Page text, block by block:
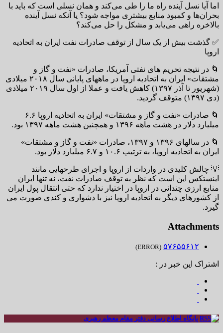
اما آیا نسل آینده راه ما را طی می‌کند و همان نسلی است که باید با
بحران‌ها و کمبود منابع بیشتری مواجه شود؟ یا آنکه نسل آینده
بالاخره راهی می‌یابد و مشکل را حل می‌کند؟
✅ گذشت بیش از یک سال از توقف صادرات نفت ایران به اتحادیه
اروپا
🌀 در نتیجه تحریم های نفتی آمریکا، صادرات «نفت و گاز و
مشتقات» ایران به اتحادیه اروپا در ماههای پایانی سال ۲۰۱۸ میلادی
(شهریور تا آذر ۱۳۹۷) کاهش یافت و عملا از اول سال ۲۰۱۹ میلادی
(دی ۱۳۹۷) متوقف گردید.
🌀 صادرات «نفت و گاز و مشتقات» ایران به اتحادیه اروپا ۶.۶
میلیارد دلار در هشت ماهه ۱۳۹۶ و همچنین هشت ماهه ۱۳۹۷ بود.
🌀 در سالهای ۱۳۹۶ و ۱۳۹۷، صادرات «نفت و گاز و مشتقات»
ایران به اتحادیه اروپا، به ترتیب ۱۰.۶ و ۶.۷ میلیارد دلار بود.
💡 چالش کلیدی در واردات از اروپا و اجرای طرحهایی مانند
اینستکس این است که نظر به توقف صادرات نفت، نه تنها ایران
منابع ارزی چندانی در اروپا در اختیار ندارد که حتی انتقال پول ایران
از کشورهای دیگر به اتحادیه اروپا نیز با دشواری و کندی صورت می
گیرد.
Attachments
۵۷۶۵۵۶۱۲ (ERROR)
اشتراک این خبر در :
پایگاه اطلاع رسانی دفتر مقام معظم رهبری